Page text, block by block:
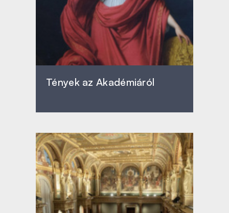
Tények az Akadémiáról